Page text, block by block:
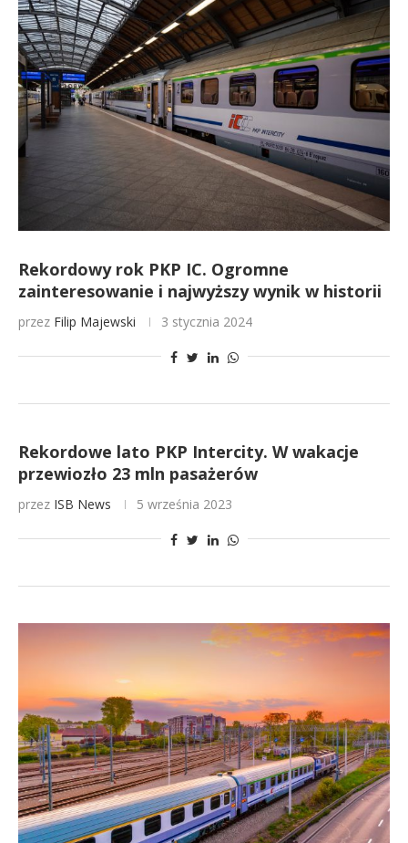
Rekordowy rok PKP IC. Ogromne
zainteresowanie i najwyższy wynik w historii
przez Filip Majewski 3 stycznia 2024
Rekordowe lato PKP Intercity. W wakacje
przewiozło 23 mln pasażerów
przez ISB News 5 września 2023